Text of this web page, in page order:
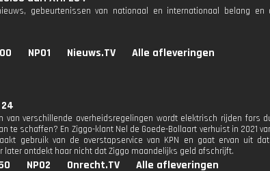
gebeurtenissen van nationaal en internationaal belang en
NPO1 Nieuws.TV Alle afleveringen
van verschillende overheidsregelingen wordt elektrisch rijden fors
te schaffen? En Ziggo-klant Nel de Goede-Bollaart verhuist in 2021
gebruik van de overstapservice van KPN en gaat ervan uit
later ontdekt haar nicht dat Ziggo maandelijks geld afschrijft.
NPO2 Onrecht.TV Alle afleveringen